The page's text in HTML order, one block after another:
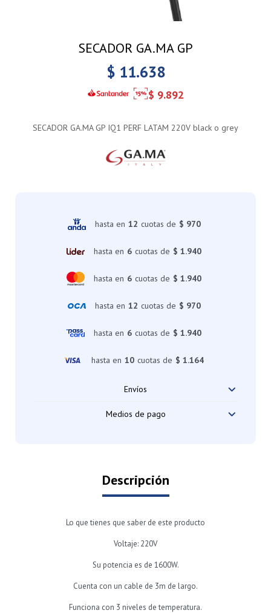
SECADOR GA.MA GP
$ 11.638
$ 9.892
SECADOR GA.MA GP IQ1 PERF LATAM 220V black o grey
hasta en 12 cuotas de $ 970
hasta en 6 cuotas de $ 1.940
hasta en 6 cuotas de $ 1.940
hasta en 12 cuotas de $ 970
hasta en 6 cuotas de $ 1.940
hasta en 10 cuotas de $ 1.164
Envíos
Medios de pago
Descripción
Lo que tienes que saber de este producto
Voltaje: 220V
Su potencia es de 1600W.
Cuenta con un cable de 3m de largo.
Funciona con 3 niveles de temperatura.